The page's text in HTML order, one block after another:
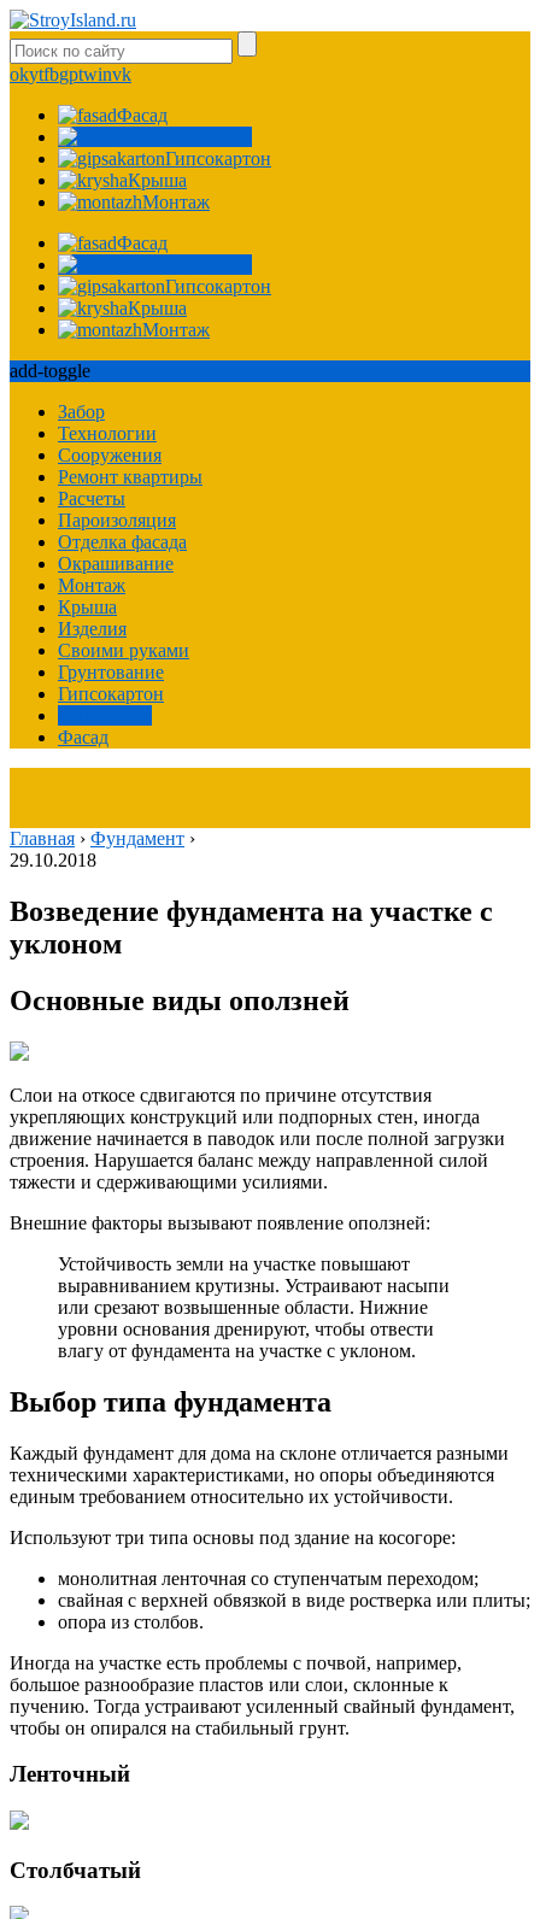
okytfbgptwinvk
Фасад
Гипсокартон
Крыша
Монтаж
Фасад
Гипсокартон
Крыша
Монтаж
add-toggle
Забор
Технологии
Сооружения
Ремонт квартиры
Расчеты
Пароизоляция
Отделка фасада
Окрашивание
Монтаж
Крыша
Изделия
Своими руками
Грунтование
Гипсокартон
Фасад
Главная › Фундамент ›
29.10.2018
Возведение фундамента на участке с
уклоном
Основные виды оползней
Слои на откосе сдвигаются по причине отсутствия
укрепляющих конструкций или подпорных стен, иногда
движение начинается в паводок или после полной загрузки
строения. Нарушается баланс между направленной силой
тяжести и сдерживающими усилиями.
Внешние факторы вызывают появление оползней:
Устойчивость земли на участке повышают
выравниванием крутизны. Устраивают насыпи
или срезают возвышенные области. Нижние
уровни основания дренируют, чтобы отвести
влагу от фундамента на участке с уклоном.
Выбор типа фундамента
Каждый фундамент для дома на склоне отличается разными
техническими характеристиками, но опоры объединяются
единым требованием относительно их устойчивости.
Используют три типа основы под здание на косогоре:
монолитная ленточная со ступенчатым переходом;
свайная с верхней обвязкой в виде ростверка или плиты;
опора из столбов.
Иногда на участке есть проблемы с почвой, например,
большое разнообразие пластов или слои, склонные к
пучению. Тогда устраивают усиленный свайный фундамент,
чтобы он опирался на стабильный грунт.
Ленточный
Столбчатый